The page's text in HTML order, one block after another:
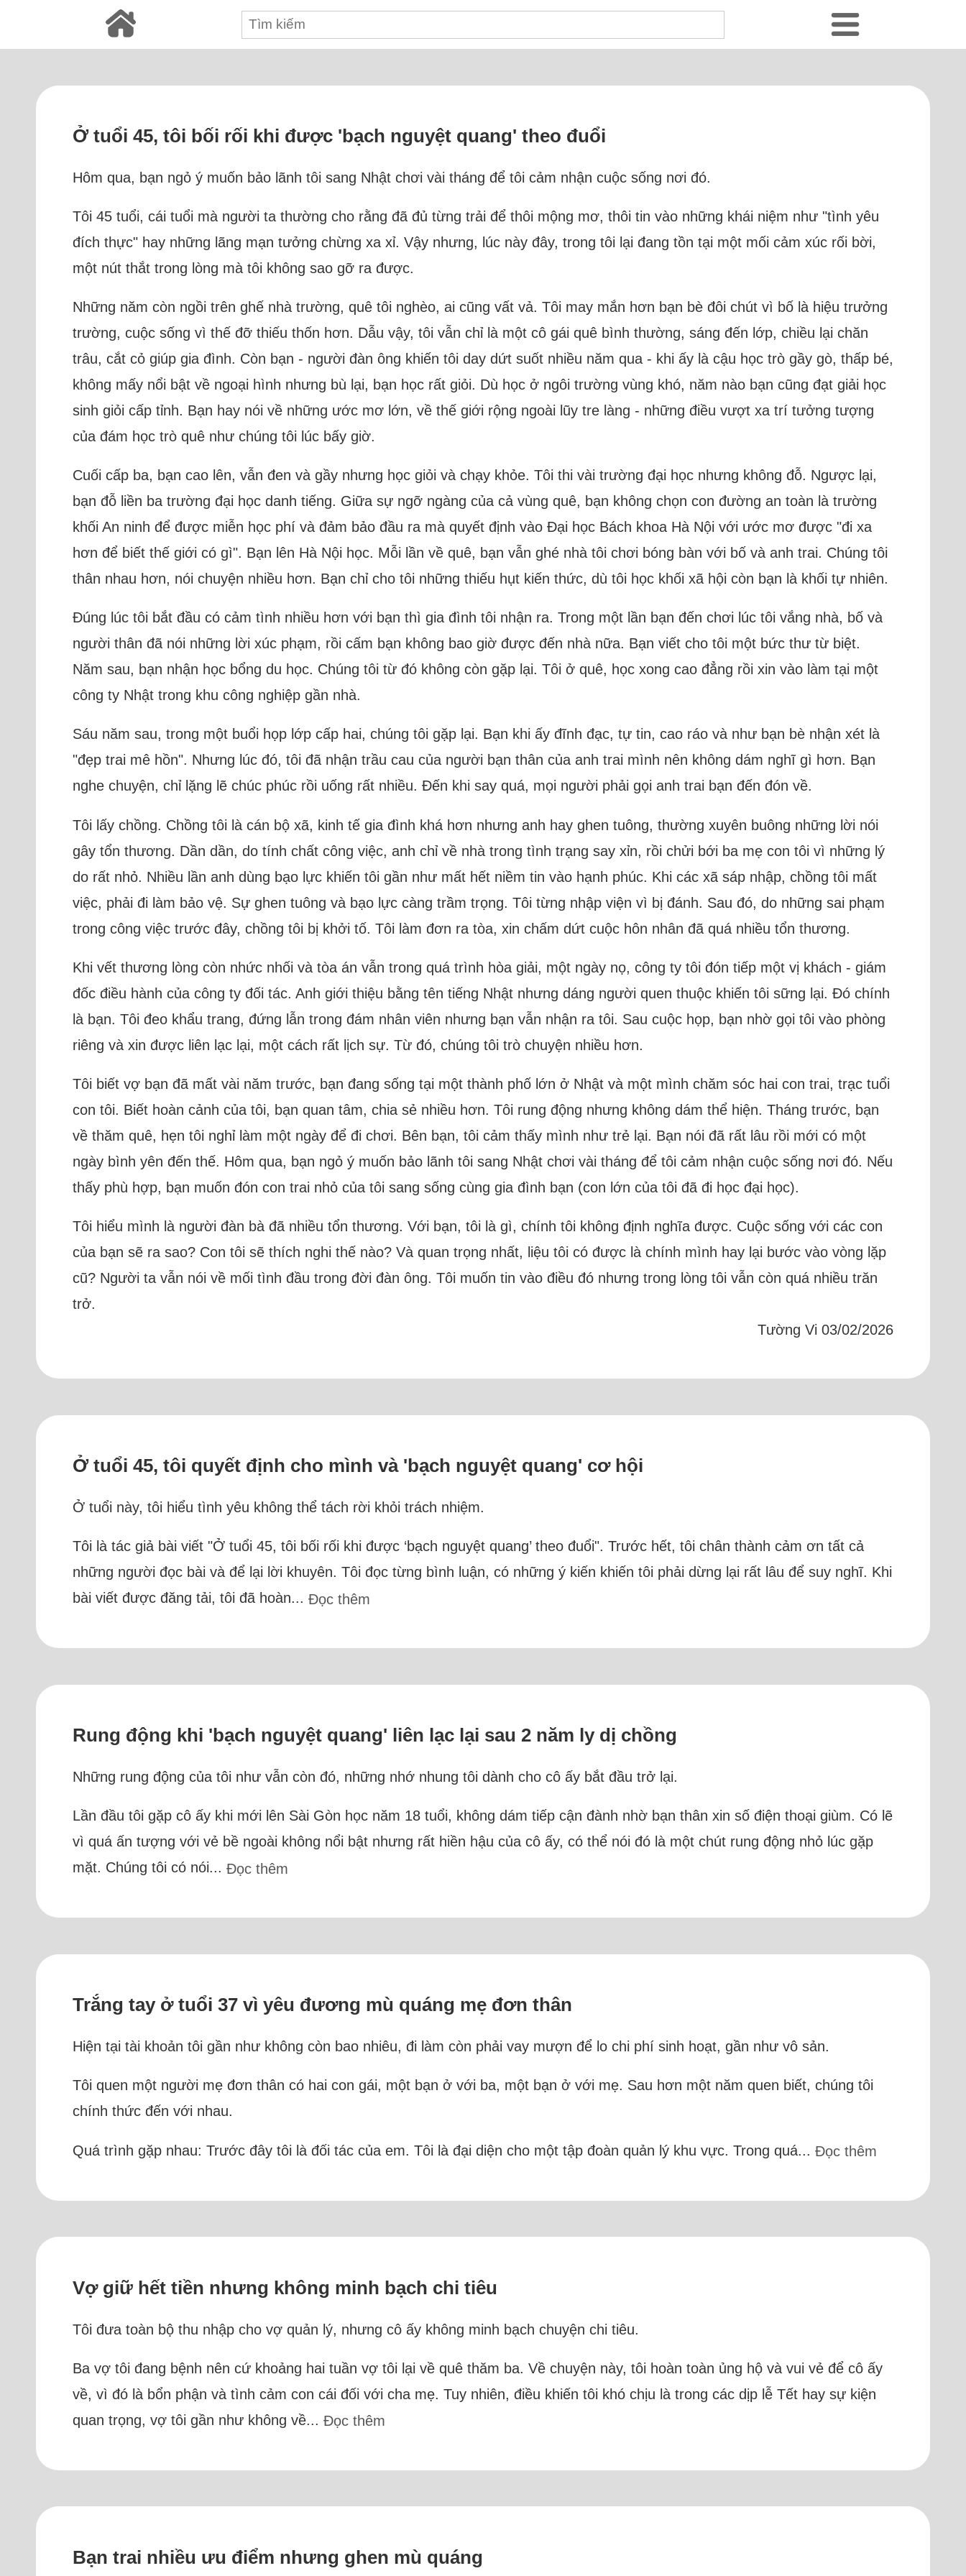
Ở tuổi 45, tôi bối rối khi được 'bạch nguyệt quang' theo đuổi
Hôm qua, bạn ngỏ ý muốn bảo lãnh tôi sang Nhật chơi vài tháng để tôi cảm nhận cuộc sống nơi đó.
Tôi 45 tuổi, cái tuổi mà người ta thường cho rằng đã đủ từng trải để thôi mộng mơ, thôi tin vào những khái niệm như "tình yêu
đích thực" hay những lãng mạn tưởng chừng xa xỉ. Vậy nhưng, lúc này đây, trong tôi lại đang tồn tại một mối cảm xúc rối bời,
một nút thắt trong lòng mà tôi không sao gỡ ra được.
Những năm còn ngồi trên ghế nhà trường, quê tôi nghèo, ai cũng vất vả. Tôi may mắn hơn bạn bè đôi chút vì bố là hiệu trưởng
trường, cuộc sống vì thế đỡ thiếu thốn hơn. Dẫu vậy, tôi vẫn chỉ là một cô gái quê bình thường, sáng đến lớp, chiều lại chăn
trâu, cắt cỏ giúp gia đình. Còn bạn - người đàn ông khiến tôi day dứt suốt nhiều năm qua - khi ấy là cậu học trò gầy gò, thấp bé,
không mấy nổi bật về ngoại hình nhưng bù lại, bạn học rất giỏi. Dù học ở ngôi trường vùng khó, năm nào bạn cũng đạt giải học
sinh giỏi cấp tỉnh. Bạn hay nói về những ước mơ lớn, về thế giới rộng ngoài lũy tre làng - những điều vượt xa trí tưởng tượng
của đám học trò quê như chúng tôi lúc bấy giờ.
Cuối cấp ba, bạn cao lên, vẫn đen và gầy nhưng học giỏi và chạy khỏe. Tôi thi vài trường đại học nhưng không đỗ. Ngược lại,
bạn đỗ liền ba trường đại học danh tiếng. Giữa sự ngỡ ngàng của cả vùng quê, bạn không chọn con đường an toàn là trường
khối An ninh để được miễn học phí và đảm bảo đầu ra mà quyết định vào Đại học Bách khoa Hà Nội với ước mơ được "đi xa
hơn để biết thế giới có gì". Bạn lên Hà Nội học. Mỗi lần về quê, bạn vẫn ghé nhà tôi chơi bóng bàn với bố và anh trai. Chúng tôi
thân nhau hơn, nói chuyện nhiều hơn. Bạn chỉ cho tôi những thiếu hụt kiến thức, dù tôi học khối xã hội còn bạn là khối tự nhiên.
Đúng lúc tôi bắt đầu có cảm tình nhiều hơn với bạn thì gia đình tôi nhận ra. Trong một lần bạn đến chơi lúc tôi vắng nhà, bố và
người thân đã nói những lời xúc phạm, rồi cấm bạn không bao giờ được đến nhà nữa. Bạn viết cho tôi một bức thư từ biệt.
Năm sau, bạn nhận học bổng du học. Chúng tôi từ đó không còn gặp lại. Tôi ở quê, học xong cao đẳng rồi xin vào làm tại một
công ty Nhật trong khu công nghiệp gần nhà.
Sáu năm sau, trong một buổi họp lớp cấp hai, chúng tôi gặp lại. Bạn khi ấy đĩnh đạc, tự tin, cao ráo và như bạn bè nhận xét là
"đẹp trai mê hồn". Nhưng lúc đó, tôi đã nhận trầu cau của người bạn thân của anh trai mình nên không dám nghĩ gì hơn. Bạn
nghe chuyện, chỉ lặng lẽ chúc phúc rồi uống rất nhiều. Đến khi say quá, mọi người phải gọi anh trai bạn đến đón về.
Tôi lấy chồng. Chồng tôi là cán bộ xã, kinh tế gia đình khá hơn nhưng anh hay ghen tuông, thường xuyên buông những lời nói
gây tổn thương. Dần dần, do tính chất công việc, anh chỉ về nhà trong tình trạng say xỉn, rồi chửi bới ba mẹ con tôi vì những lý
do rất nhỏ. Nhiều lần anh dùng bạo lực khiến tôi gần như mất hết niềm tin vào hạnh phúc. Khi các xã sáp nhập, chồng tôi mất
việc, phải đi làm bảo vệ. Sự ghen tuông và bạo lực càng trầm trọng. Tôi từng nhập viện vì bị đánh. Sau đó, do những sai phạm
trong công việc trước đây, chồng tôi bị khởi tố. Tôi làm đơn ra tòa, xin chấm dứt cuộc hôn nhân đã quá nhiều tổn thương.
Khi vết thương lòng còn nhức nhối và tòa án vẫn trong quá trình hòa giải, một ngày nọ, công ty tôi đón tiếp một vị khách - giám
đốc điều hành của công ty đối tác. Anh giới thiệu bằng tên tiếng Nhật nhưng dáng người quen thuộc khiến tôi sững lại. Đó chính
là bạn. Tôi đeo khẩu trang, đứng lẫn trong đám nhân viên nhưng bạn vẫn nhận ra tôi. Sau cuộc họp, bạn nhờ gọi tôi vào phòng
riêng và xin được liên lạc lại, một cách rất lịch sự. Từ đó, chúng tôi trò chuyện nhiều hơn.
Tôi biết vợ bạn đã mất vài năm trước, bạn đang sống tại một thành phố lớn ở Nhật và một mình chăm sóc hai con trai, trạc tuổi
con tôi. Biết hoàn cảnh của tôi, bạn quan tâm, chia sẻ nhiều hơn. Tôi rung động nhưng không dám thể hiện. Tháng trước, bạn
về thăm quê, hẹn tôi nghỉ làm một ngày để đi chơi. Bên bạn, tôi cảm thấy mình như trẻ lại. Bạn nói đã rất lâu rồi mới có một
ngày bình yên đến thế. Hôm qua, bạn ngỏ ý muốn bảo lãnh tôi sang Nhật chơi vài tháng để tôi cảm nhận cuộc sống nơi đó. Nếu
thấy phù hợp, bạn muốn đón con trai nhỏ của tôi sang sống cùng gia đình bạn (con lớn của tôi đã đi học đại học).
Tôi hiểu mình là người đàn bà đã nhiều tổn thương. Với bạn, tôi là gì, chính tôi không định nghĩa được. Cuộc sống với các con
của bạn sẽ ra sao? Con tôi sẽ thích nghi thế nào? Và quan trọng nhất, liệu tôi có được là chính mình hay lại bước vào vòng lặp
cũ? Người ta vẫn nói về mối tình đầu trong đời đàn ông. Tôi muốn tin vào điều đó nhưng trong lòng tôi vẫn còn quá nhiều trăn
trở.
Tường Vi 03/02/2026
Ở tuổi 45, tôi quyết định cho mình và 'bạch nguyệt quang' cơ hội
Ở tuổi này, tôi hiểu tình yêu không thể tách rời khỏi trách nhiệm.
Tôi là tác giả bài viết "Ở tuổi 45, tôi bối rối khi được ‘bạch nguyệt quang’ theo đuổi". Trước hết, tôi chân thành cảm ơn tất cả
những người đọc bài và để lại lời khuyên. Tôi đọc từng bình luận, có những ý kiến khiến tôi phải dừng lại rất lâu để suy nghĩ. Khi
bài viết được đăng tải, tôi đã hoàn... Đọc thêm
Rung động khi 'bạch nguyệt quang' liên lạc lại sau 2 năm ly dị chồng
Những rung động của tôi như vẫn còn đó, những nhớ nhung tôi dành cho cô ấy bắt đầu trở lại.
Lần đầu tôi gặp cô ấy khi mới lên Sài Gòn học năm 18 tuổi, không dám tiếp cận đành nhờ bạn thân xin số điện thoại giùm. Có lẽ
vì quá ấn tượng với vẻ bề ngoài không nổi bật nhưng rất hiền hậu của cô ấy, có thể nói đó là một chút rung động nhỏ lúc gặp
mặt. Chúng tôi có nói... Đọc thêm
Trắng tay ở tuổi 37 vì yêu đương mù quáng mẹ đơn thân
Hiện tại tài khoản tôi gần như không còn bao nhiêu, đi làm còn phải vay mượn để lo chi phí sinh hoạt, gần như vô sản.
Tôi quen một người mẹ đơn thân có hai con gái, một bạn ở với ba, một bạn ở với mẹ. Sau hơn một năm quen biết, chúng tôi
chính thức đến với nhau.
Quá trình gặp nhau: Trước đây tôi là đối tác của em. Tôi là đại diện cho một tập đoàn quản lý khu vực. Trong quá... Đọc thêm
Vợ giữ hết tiền nhưng không minh bạch chi tiêu
Tôi đưa toàn bộ thu nhập cho vợ quản lý, nhưng cô ấy không minh bạch chuyện chi tiêu.
Ba vợ tôi đang bệnh nên cứ khoảng hai tuần vợ tôi lại về quê thăm ba. Về chuyện này, tôi hoàn toàn ủng hộ và vui vẻ để cô ấy
về, vì đó là bổn phận và tình cảm con cái đối với cha mẹ. Tuy nhiên, điều khiến tôi khó chịu là trong các dịp lễ Tết hay sự kiện
quan trọng, vợ tôi gần như không về... Đọc thêm
Bạn trai nhiều ưu điểm nhưng ghen mù quáng